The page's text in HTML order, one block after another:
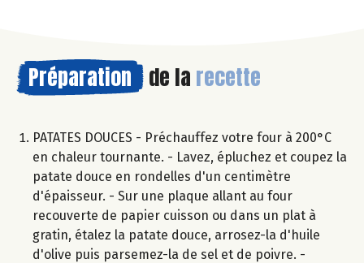
Préparation de la recette
PATATES DOUCES - Préchauffez votre four à 200°C
en chaleur tournante. - Lavez, épluchez et coupez la
patate douce en rondelles d'un centimètre
d'épaisseur. - Sur une plaque allant au four
recouverte de papier cuisson ou dans un plat à
gratin, étalez la patate douce, arrosez-la d'huile
d'olive puis parsemez-la de sel et de poivre. -